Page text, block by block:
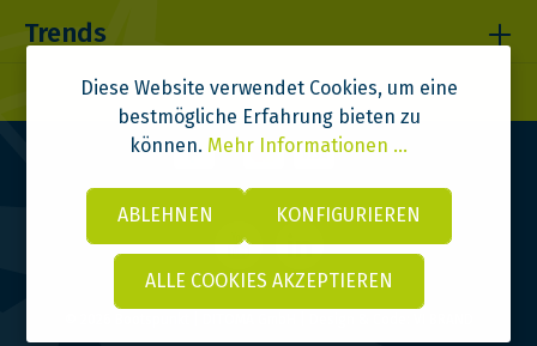
Trends
Diese Website verwendet Cookies, um eine
bestmögliche Erfahrung bieten zu
können. Mehr Informationen ...
ABLEHNEN KONFIGURIEREN
ALLE COOKIES AKZEPTIEREN